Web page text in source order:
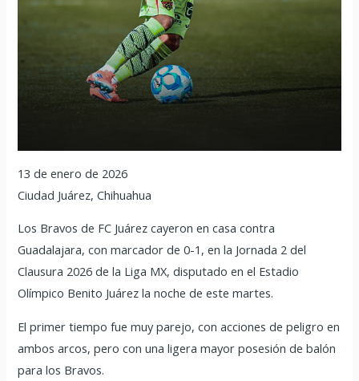
13 de enero de 2026
Ciudad Juárez, Chihuahua
Los Bravos de FC Juárez cayeron en casa contra
Guadalajara, con marcador de 0-1, en la Jornada 2 del
Clausura 2026 de la Liga MX, disputado en el Estadio
Olímpico Benito Juárez la noche de este martes.
El primer tiempo fue muy parejo, con acciones de peligro en
ambos arcos, pero con una ligera mayor posesión de balón
para los Bravos.